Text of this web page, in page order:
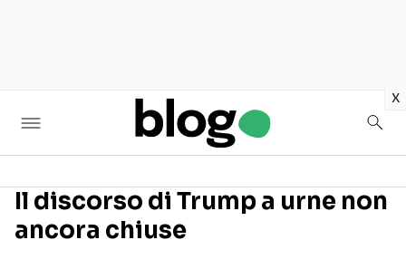
x
Seguici sui social
Il discorso di Trump a urne non
ancora chiuse